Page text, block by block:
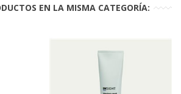
EN LA MISMA CATEGORÍA: